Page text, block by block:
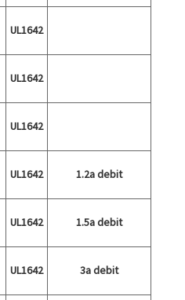
UL1642
UL1642
UL1642
UL1642 1.2a debit
UL1642 1.5a debit
UL1642 3a debit